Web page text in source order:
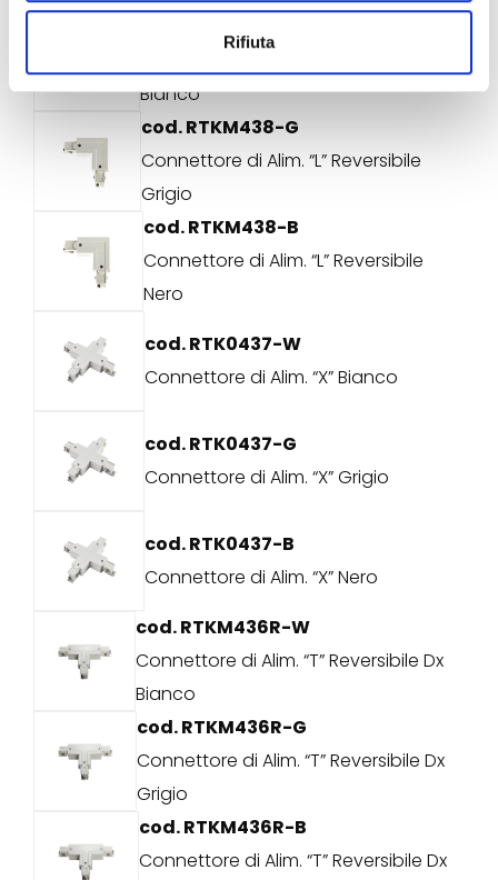
Rifiuta
Bianco
cod. RTKM438-G
Connettore di Alim. “L” Reversibile
Grigio
cod. RTKM438-B
Connettore di Alim. “L” Reversibile
Nero
cod. RTK0437-W
Connettore di Alim. “X” Bianco
cod. RTK0437-G
Connettore di Alim. “X” Grigio
cod. RTK0437-B
Connettore di Alim. “X” Nero
cod. RTKM436R-W
Connettore di Alim. “T” Reversibile Dx
Bianco
cod. RTKM436R-G
Connettore di Alim. “T” Reversibile Dx
Grigio
cod. RTKM436R-B
Connettore di Alim. “T” Reversibile Dx